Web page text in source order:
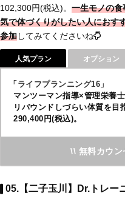
102,300円(税込)。 一生モノの
気で体づくりがしたい人におす
参加してみてくださいね
人気プラン オプション
「ライフプランニング16」
マンツーマン指導×管理栄養
リバウンドしづらい体質を目
290,400円(税込)。
\\ 無料カウン
05.【二子玉川】Dr.トレー